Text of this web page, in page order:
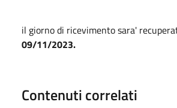
il giorno di ricevimento sara'
09/11/2023.
Contenuti correlati